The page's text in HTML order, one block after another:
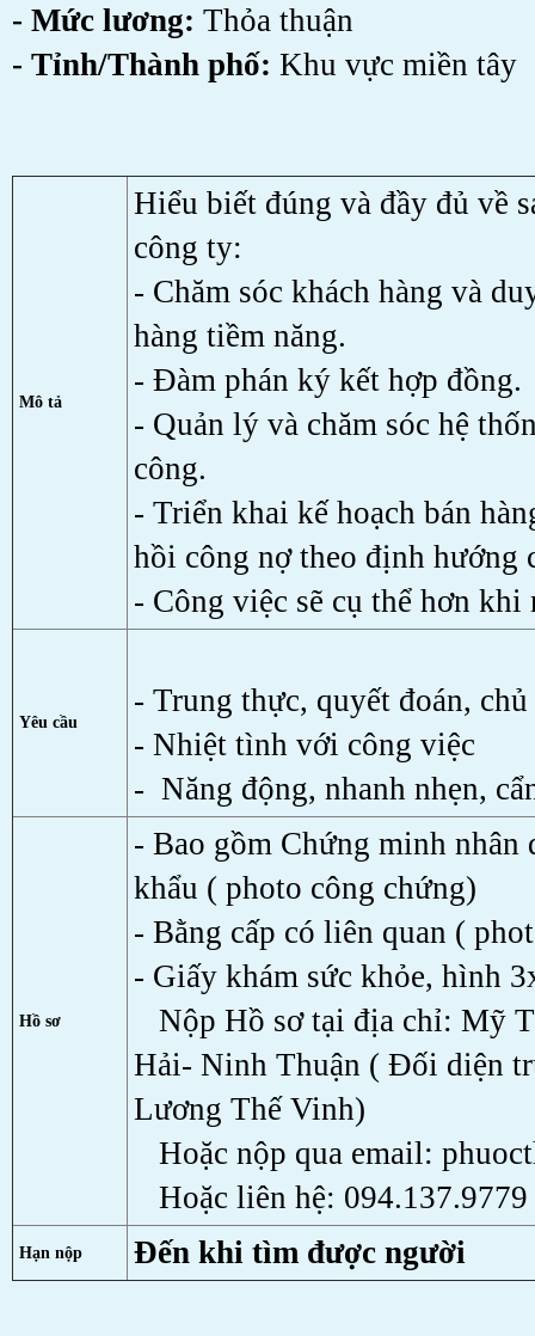
- Mức lương: Thỏa thuận
- Tỉnh/Thành phố: Khu vực miền tây
Mô tả
Hiểu biết đúng và đầy đủ về
công ty:
- Chăm sóc khách hàng và
hàng tiềm năng.
- Đàm phán ký kết hợp đồng.
- Quản lý và chăm sóc hệ
công.
- Triển khai kế hoạch bán
hồi công nợ theo định hướng
- Công việc sẽ cụ thể hơn khi
Yêu cầu
- Trung thực, quyết đoán,
- Nhiệt tình với công việc
- Năng động, nhanh nhẹn,
Hồ sơ
- Bao gồm Chứng minh
khẩu ( photo công chứng)
- Bằng cấp có liên quan (
- Giấy khám sức khỏe, hình
Nộp Hồ sơ tại địa chỉ: Mỹ
Hải- Ninh Thuận ( Đối diện
Lương Thế Vinh)
Hoặc nộp qua email:
Hoặc liên hệ: 094.137.9779
Hạn nộp Đến khi tìm được người